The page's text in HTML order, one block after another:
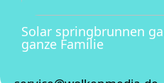
Solar springbrunnen
ganze Familie